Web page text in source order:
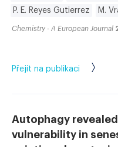
P. E. Reyes Gutierrez
M.
Chemistry - A European Journal
Přejít na publikaci
Autophagy
vulnerability in